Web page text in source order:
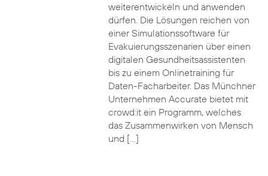
weiterentwickeln und anwenden
dürfen. Die Lösungen reichen von
einer Simulationssoftware für
Evakuierungsszenarien über einen
digitalen Gesundheitsassistenten
bis zu einem Onlinetraining für
Daten-Facharbeiter. Das Münchner
Unternehmen Accurate bietet mit
crowd:it ein Programm, welches
das Zusammenwirken von Mensch
und […]